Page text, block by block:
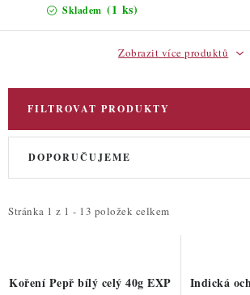
ZNAČKY
Nepřevzetí zásilky na dobírku
Obchodní
Podmínky ochrany osobních údajů
Skladem (1 ks)
Zobrazit více produktů
FILTROVAT PRODUKTY
V
i
r
Stránka 1 z 1 - 13 položek celkem
Ř
e
p
DOPORUČUJEME
Koření Pepř bílý celý 40g EXP
Indická